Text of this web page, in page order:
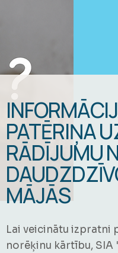
PATĒRIŅA
RĀDĪJUMU
MĀJĀS
Lai veicinātu izpratni
norēķinu kārtību, SIA